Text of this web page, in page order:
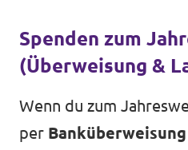
Spenden zum
(Überweisung &
Wenn du zum
per Banküberweisung